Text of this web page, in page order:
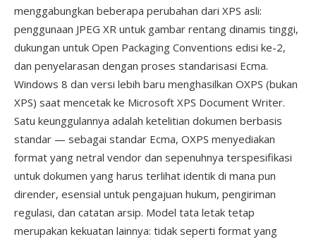
menggabungkan beberapa perubahan dari XPS asli:
penggunaan JPEG XR untuk gambar rentang dinamis tinggi,
dukungan untuk Open Packaging Conventions edisi ke-2,
dan penyelarasan dengan proses standarisasi Ecma.
Windows 8 dan versi lebih baru menghasilkan OXPS (bukan
XPS) saat mencetak ke Microsoft XPS Document Writer.
Satu keunggulannya adalah ketelitian dokumen berbasis
standar — sebagai standar Ecma, OXPS menyediakan
format yang netral vendor dan sepenuhnya terspesifikasi
untuk dokumen yang harus terlihat identik di mana pun
dirender, esensial untuk pengajuan hukum, pengiriman
regulasi, dan catatan arsip. Model tata letak tetap
merupakan kekuatan lainnya: tidak seperti format yang